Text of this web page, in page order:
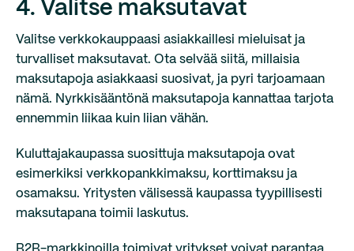
4. Valitse maksutavat
Valitse verkkokauppaasi asiakkaillesi mieluisat ja
turvalliset maksutavat. Ota selvää siitä, millaisia
maksutapoja asiakkaasi suosivat, ja pyri tarjoamaan
nämä. Nyrkkisääntönä maksutapoja kannattaa tarjota
ennemmin liikaa kuin liian vähän.
Kuluttajakaupassa suosittuja maksutapoja ovat
esimerkiksi verkkopankkimaksu, korttimaksu ja
osamaksu. Yritysten välisessä kaupassa tyypillisesti
maksutapana toimii laskutus.